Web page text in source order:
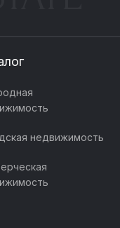
недвижимость